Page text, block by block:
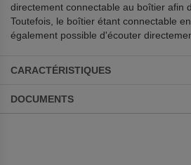
directement connectable au boîtier afin
Toutefois, le boîtier étant connectable
également possible d'écouter
CARACTÉRISTIQUES
DOCUMENTS